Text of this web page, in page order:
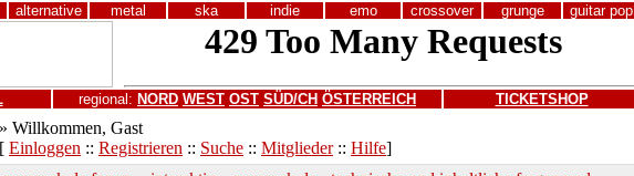
alternative metal ska indie emo crossover grunge guitar pop
regional: NORD WEST OST SÜD/CH ÖSTERREICH
TICKETSHOP
» Willkommen, Gast
[ Einloggen :: Registrieren :: Suche :: Mitglieder:: Hilfe]